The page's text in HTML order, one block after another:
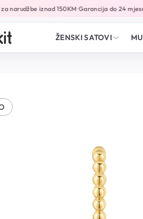
narudžbe iznad 150KM•Garancija do 24
ŽENSKI SATOVI